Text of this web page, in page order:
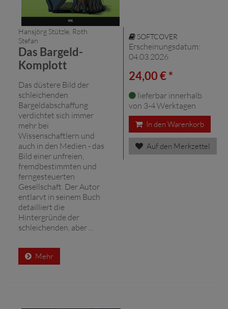
Hansjörg Stützle, Roth
Stefan
Das Bargeld-
Komplott
Das düstere Bild der
schleichenden
Bargeldabschaffung
verdichtet sich immer
mehr bei
Wissenschaftlern und
auch in den Medien - das
Bild einer unfreien,
fremdbestimmten und
ferngesteuerten
Gesellschaft. Der Autor
entlarvt in seinem Buch
detailliert die
Hintergründe der
schleichenden, aber ...
Mehr
SOFTCOVER
Erscheinungsdatum:
04.03.2026
24,00 € *
lieferbar innerhalb
von 3-4 Werktagen
In den Warenkorb
Auf den Merkzettel